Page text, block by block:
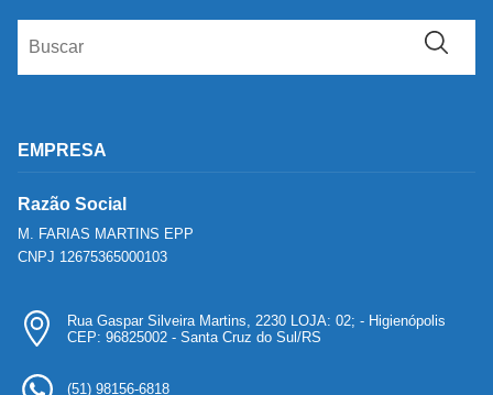
EMPRESA
Razão Social
M. FARIAS MARTINS EPP
CNPJ 12675365000103
Rua Gaspar Silveira Martins, 2230 LOJA: 02; - Higienópolis
CEP: 96825002 - Santa Cruz do Sul/RS
(51) 98156-6818